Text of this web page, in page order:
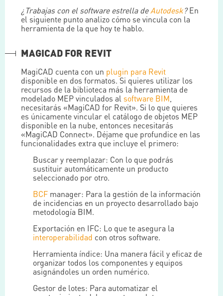
¿Trabajas con el software estrella deAutodesk?En
el siguiente punto analizo cómo se vincula con la
herramienta de la que hoy te hablo.
MAGICAD FOR REVIT
MagiCAD cuenta con un plugin para Revit
disponible en dos formatos. Si quieres utilizar los
recursos de la biblioteca más la herramienta de
modelado MEP vinculados al software BIM
necesitarás «MagiCAD for Revit». Si lo que quieres
es únicamente vincular el catálogo de objetos MEP
disponible en la nube, entonces necesitarás
«MagiCAD Connect». Déjame que profundice en las
funcionalidades extra que incluye el primero:
Buscar y reemplazar: Con lo que podrás
sustituir automáticamente un producto
seleccionado por otro.
BCF manager: Para la gestión de la información
de incidencias en un proyecto desarrollado bajo
metodología BIM.
Exportación en IFC: Lo que te asegura la
interoperabilidad con otros software.
Herramienta índice: Una manera fácil y eficaz de
organizar todos los componentes y equipos
asignándoles un orden numérico.
Gestor de lotes: Para automatizar el